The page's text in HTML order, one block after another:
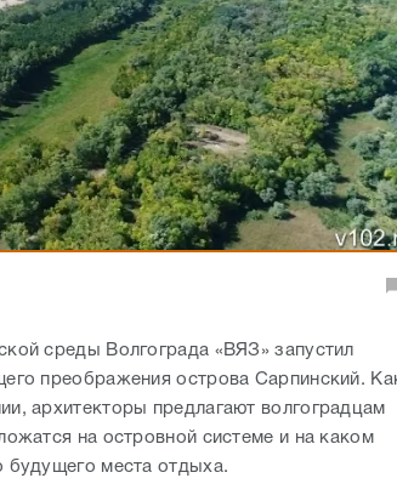
среды Волгограда «ВЯЗ» запустил
преображения острова Сарпинский.
архитекторы предлагают волгоградцам
на островной системе и на каком
будущего места отдыха.